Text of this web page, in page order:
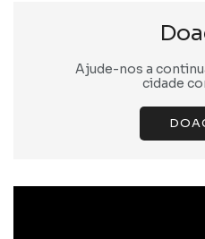
Ajude-nos a
cidade